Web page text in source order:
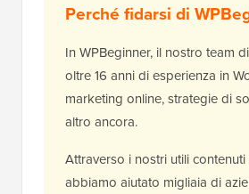
Perché fidarsi di
In WPBeginner, il nostro team
oltre 16 anni di esperienza in
marketing online, strategie di
altro ancora.
Attraverso i nostri utili
abbiamo aiutato migliaia di